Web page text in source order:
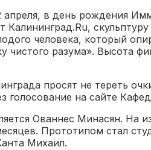
апреля, в день рождения
Калининград.Ru,
человека, который
чистого разума». Высота
просят не тереть
голосование на сайте
Ованнес Минасян. На
Прототипом стал
Михаил.